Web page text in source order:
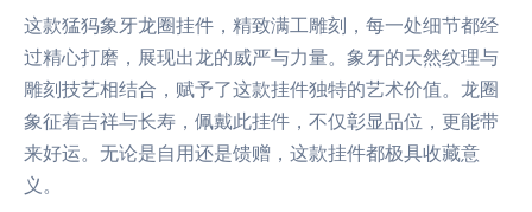
这款猛犸象牙龙圈挂件，精致满工雕刻，每一处细节都经
过精心打磨，展现出龙的威严与力量。象牙的天然纹理与
雕刻技艺相结合，赋予了这款挂件独特的艺术价值。龙圈
象征着吉祥与长寿，佩戴此挂件，不仅彰显品位，更能带
来好运。无论是自用还是馈赠，这款挂件都极具收藏意
义。